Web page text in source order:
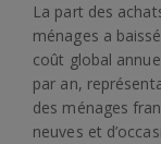
La part des
ménages a
coût global
par an,
des ménages
neuves et